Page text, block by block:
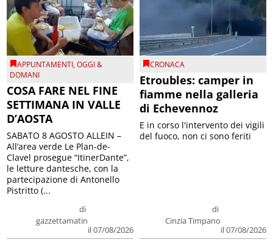
APPUNTAMENTI,OGGI &
DOMANI
COSA FARE NEL FINE
SETTIMANA IN VALLE
D’AOSTA
di
gazzettamatin
il 07/08/2026
SABATO 8 AGOSTO ALLEIN –
All’area verde Le Plan-de-
Clavel prosegue “ItinerDante”,
le letture dantesche, con la
partecipazione di Antonello
Pistritto (...
CRONACA
Etroubles: camper in
fiamme nella galleria
di Echevennoz
di
Cinzia Timpano
il 07/08/2026
E in corso l'intervento dei vigili
del fuoco, non ci sono feriti